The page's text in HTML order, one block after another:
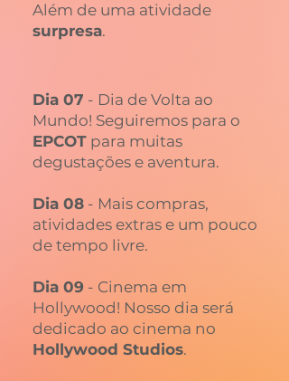
Além de uma atividade
surpresa.
Dia 07 - Dia de Volta ao
Mundo! Seguiremos para o
EPCOT para muitas
degustações e aventura.
Dia 08 - Mais compras,
atividades extras e um pouco
de tempo livre.
Dia 09 - Cinema em
Hollywood! Nosso dia será
dedicado ao cinema no
Hollywood Studios.